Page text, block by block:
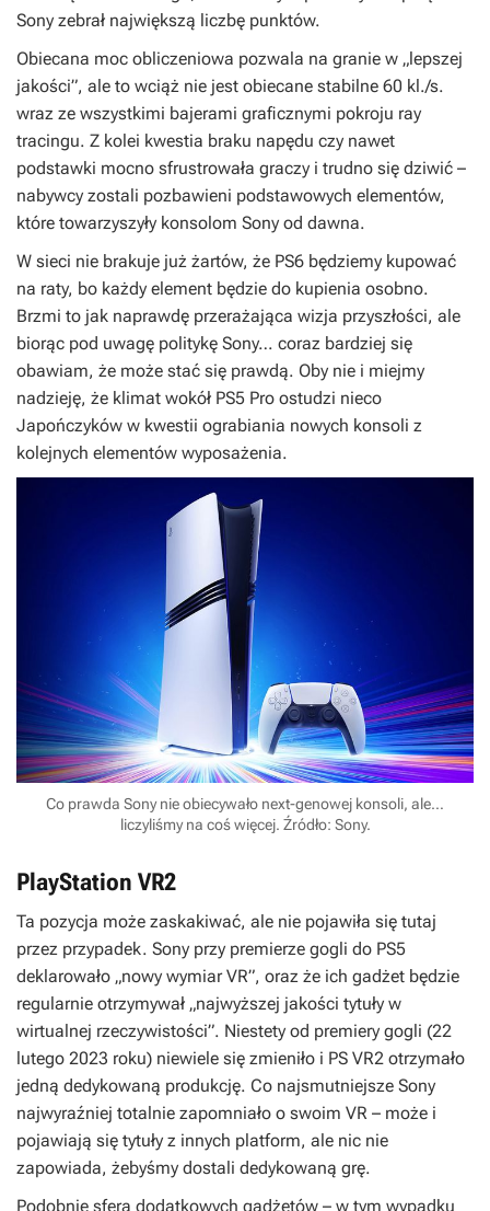
Sony zebrał największą liczbę punktów.
Obiecana moc obliczeniowa pozwala na granie w „lepszej
jakości”, ale to wciąż nie jest obiecane stabilne 60 kl./s.
wraz ze wszystkimi bajerami graficznymi pokroju ray
tracingu. Z kolei kwestia braku napędu czy nawet
podstawki mocno sfrustrowała graczy i trudno się dziwić –
nabywcy zostali pozbawieni podstawowych elementów,
które towarzyszyły konsolom Sony od dawna.
W sieci nie brakuje już żartów, że PS6 będziemy kupować
na raty, bo każdy element będzie do kupienia osobno.
Brzmi to jak naprawdę przerażająca wizja przyszłości, ale
biorąc pod uwagę politykę Sony… coraz bardziej się
obawiam, że może stać się prawdą. Oby nie i miejmy
nadzieję, że klimat wokół PS5 Pro ostudzi nieco
Japończyków w kwestii ograbiania nowych konsoli z
kolejnych elementów wyposażenia.
Co prawda Sony nie obiecywało next-genowej konsoli, ale…
liczyliśmy na coś więcej. Źródło: Sony.
PlayStation VR2
Ta pozycja może zaskakiwać, ale nie pojawiła się tutaj
przez przypadek. Sony przy premierze gogli do PS5
deklarowało „nowy wymiar VR”, oraz że ich gadżet będzie
regularnie otrzymywał „najwyższej jakości tytuły w
wirtualnej rzeczywistości”. Niestety od premiery gogli (22
lutego 2023 roku) niewiele się zmieniło i PS VR2 otrzymało
jedną dedykowaną produkcję. Co najsmutniejsze Sony
najwyraźniej totalnie zapomniało o swoim VR – może i
pojawiają się tytuły z innych platform, ale nic nie
zapowiada, żebyśmy dostali dedykowaną grę.
Podobnie sfera dodatkowych gadżetów – w tym wypadku